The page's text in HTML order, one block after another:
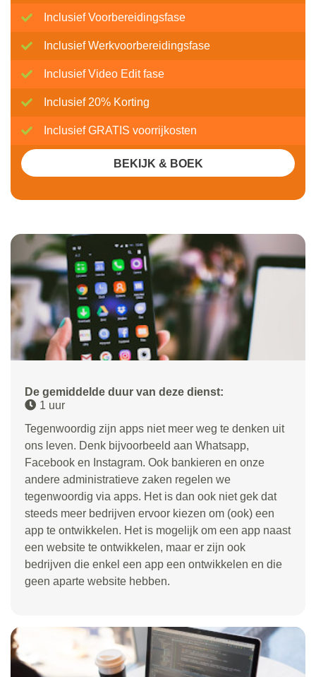
De gemiddelde duur van deze dienst:
1 uur
Tegenwoordig zijn apps niet meer weg te denken uit
ons leven. Denk bijvoorbeeld aan Whatsapp,
Facebook en Instagram. Ook bankieren en onze
andere administratieve zaken regelen we
tegenwoordig via apps. Het is dan ook niet gek dat
steeds meer bedrijven ervoor kiezen om (ook) een
app te ontwikkelen. Het is mogelijk om een app naast
een website te ontwikkelen, maar er zijn ook
bedrijven die enkel een app een ontwikkelen en die
geen aparte website hebben.
Inclusief Voorbereidingsfase
Inclusief Werkvoorbereidingsfase
Inclusief Video Edit fase
Inclusief 20% Korting
Inclusief GRATIS voorrijkosten
BEKIJK & BOEK